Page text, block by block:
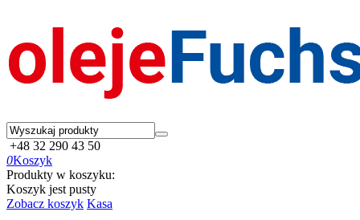
+48 32 290 43 50
0Koszyk
Produkty w koszyku:
Koszyk jest pusty
Zobacz koszyk Kasa